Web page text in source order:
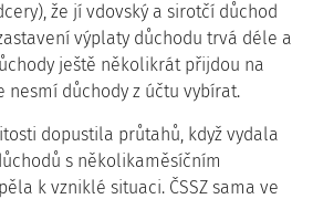
že jí vdovský a sirotčí důchod
výplaty důchodu trvá déle a
ještě několikrát přijdou na
nesmí důchody z účtu vybírat.
dopustila průtahů, když vydala
s několikaměsíčním
k vzniklé situaci. ČSSZ sama ve